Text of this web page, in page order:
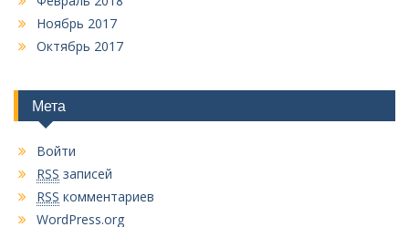
Ноябрь 2017
Октябрь 2017
Мета
Войти
RSS записей
RSS комментариев
WordPress.org